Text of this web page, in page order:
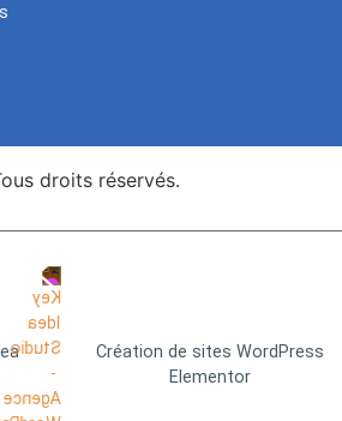
droits réservés.
Création de sites WordPress
Elementor